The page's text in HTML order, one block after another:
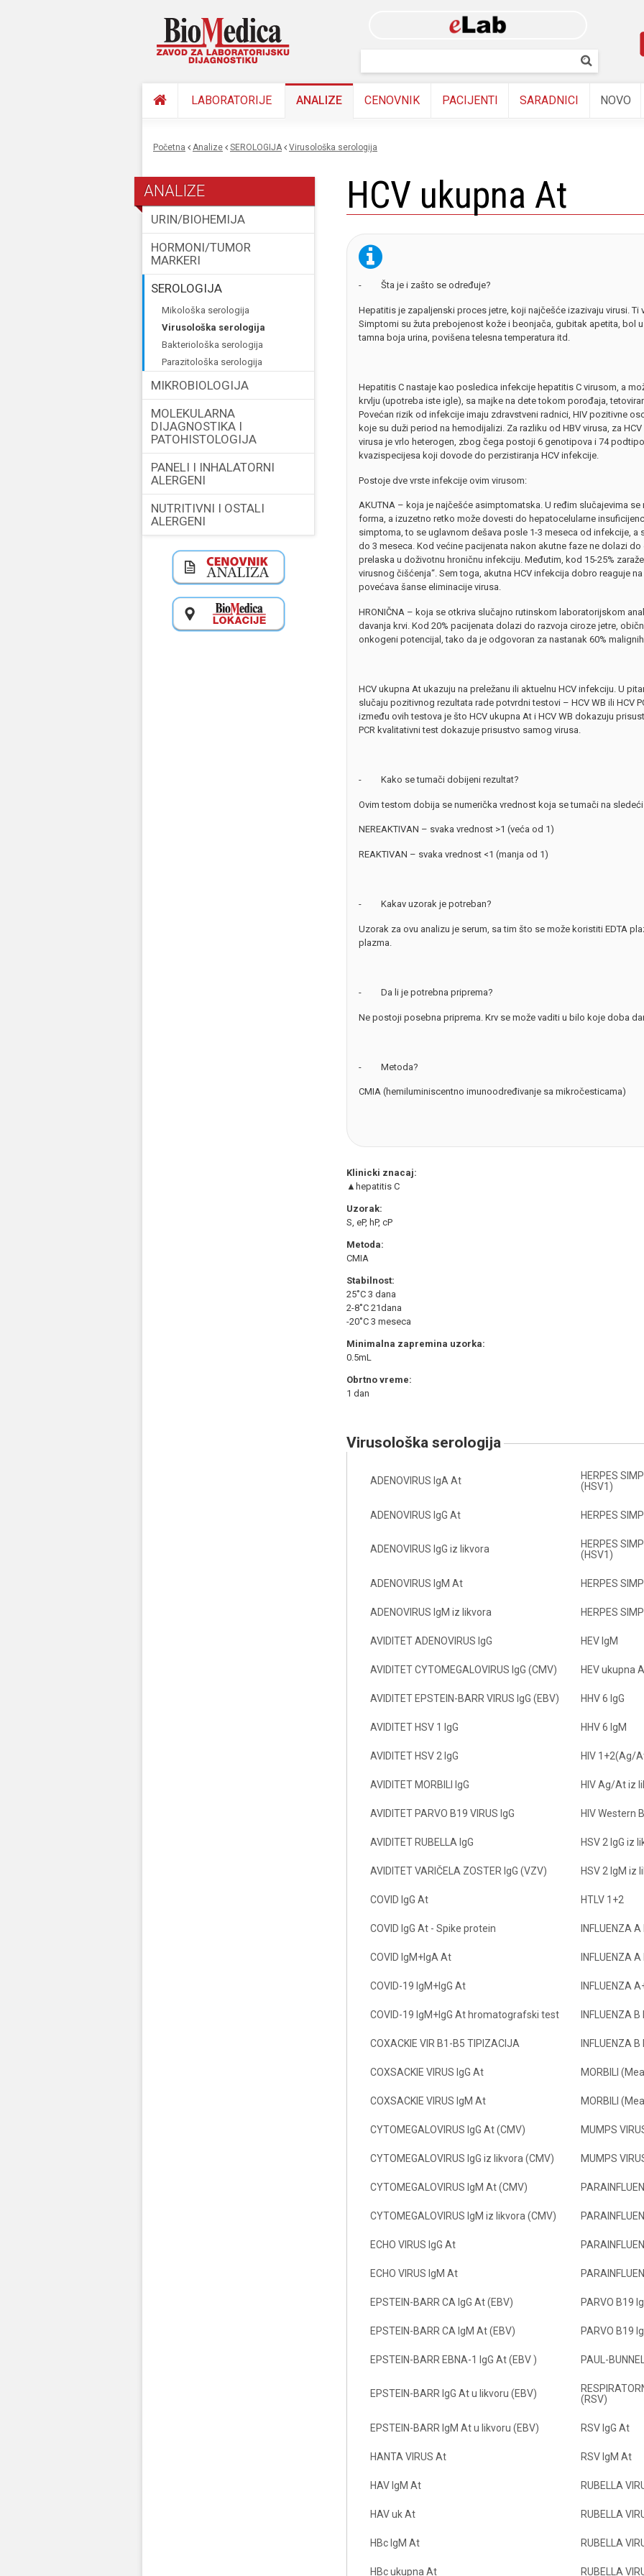
main
content
LABORATORIJE ANALIZE CENOVNIK PACIJENTI SARADNICI NOVO
Početna Analize SEROLOGIJA virusološka serologija
HCV ukupna At
- Šta je i zašto se određuje?
Hepatitis je zapaljenski proces jetre, koji najčešće izazivaju virusi. Ti
Simptomi su žuta prebojenost kože i beonjača, gubitak apetita, bol
tamna boja urina, povišena telesna temperatura itd.
Hepatitis C nastaje kao posledica infekcije hepatitis C virusom, a
krvlju (upotreba iste igle), sa majke na dete tokom porođaja,
Povećan rizik od infekcije imaju zdravstveni radnici, HIV pozitivne
koje su duži period na hemodijalizi. Za razliku od HBV virusa, za
virusa je vrlo heterogen, zbog čega postoji 6 genotipova i 74
kvazispecijesa koji dovode do perzistiranja HCV infekcije.
Postoje dve vrste infekcije ovim virusom:
AKUTNA – koja je najčešće asimptomatska. U ređim slučajevima
forma, a izuzetno retko može dovesti do hepatocelularne
simptoma, to se uglavnom dešava posle 1-3 meseca od infekcije,
do 3 meseca. Kod većine pacijenata nakon akutne faze ne dolazi
prelaska u doživotnu hroničnu infekciju. Međutim, kod 15-25%
virusnog čišćenja“. Sem toga, akutna HCV infekcija dobro reaguje
povećava šanse eliminacije virusa.
HRONIČNA – koja se otkriva slučajno rutinskom laboratorijskom
davanja krvi. Kod 20% pacijenata dolazi do razvoja ciroze jetre,
onkogeni potencijal, tako da je odgovoran za nastanak 60%
HCV ukupna At ukazuju na preležanu ili aktuelnu HCV infekciju. U
slučaju pozitivnog rezultata rade potvrdni testovi – HCV WB ili HCV
između ovih testova je što HCV ukupna At i HCV WB dokazuju
PCR kvalitativni test dokazuje prisustvo samog virusa.
- Kako se tumači dobijeni rezultat?
Ovim testom dobija se numerička vrednost koja se tumači na
NEREAKTIVAN – svaka vrednost >1 (veća od 1)
REAKTIVAN – svaka vrednost <1 (manja od 1)
- Kakav uzorak je potreban?
Uzorak za ovu analizu je serum, sa tim što se može koristiti EDTA
plazma.
- Da li je potrebna priprema?
Ne postoji posebna priprema. Krv se može vaditi u bilo koje doba
- Metoda?
CMIA (hemiluminiscentno imunoodređivanje sa mikročesticama)
Klinicki znacaj:
▲hepatitis C
Uzorak:
S, eP, hP, cP
Metoda:
CMIA
Stabilnost:
25˚C 3 dana
2-8˚C 21dana
-20˚C 3 meseca
Minimalna zapremina uzorka:
0.5mL
Obrtno vreme:
1 dan
virusološka serologija
ADENOVIRUS IgA At
HERPES
(HSV1)
ADENOVIRUS IgG At HERPES
ADENOVIRUS IgG iz likvora
HERPES
(HSV1)
ADENOVIRUS IgM At HERPES
ADENOVIRUS IgM iz likvora HERPES
AVIDITET ADENOVIRUS IgG HEV IgM
AVIDITET CYTOMEGALOVIRUS IgG (CMV) HEV ukupna
AVIDITET EPSTEIN-BARR VIRUS IgG (EBV) HHV 6 IgG
AVIDITET HSV 1 IgG HHV 6 IgM
AVIDITET HSV 2 IgG HIV 1+2(Ag/
AVIDITET MORBILI IgG HIV Ag/At iz
AVIDITET PARVO B19 VIRUS IgG HIV Western
AVIDITET RUBELLA IgG HSV 2 IgG iz
AVIDITET VARIČELA ZOSTER IgG (VZV) HSV 2 IgM iz
COVID IgG At HTLV 1+2
COVID IgG At - Spike protein INFLUENZA
COVID IgM+IgA At INFLUENZA
COVID-19 IgM+IgG At INFLUENZA
COVID-19 IgM+IgG At hromatografski test INFLUENZA
COXACKIE VIR B1-B5 TIPIZACIJA INFLUENZA
COXSACKIE VIRUS IgG At MORBILI
COXSACKIE VIRUS IgM At MORBILI
CYTOMEGALOVIRUS IgG At (CMV) MUMPS
CYTOMEGALOVIRUS IgG iz likvora (CMV) MUMPS
CYTOMEGALOVIRUS IgM At (CMV)
CYTOMEGALOVIRUS IgM iz likvora (CMV)
ECHO VIRUS IgG At
ECHO VIRUS IgM At
EPSTEIN-BARR CA IgG At (EBV) PARVO B19
EPSTEIN-BARR CA IgM At (EBV) PARVO B19
EPSTEIN-BARR EBNA-1 IgG At (EBV ) PAUL-
EPSTEIN-BARR IgG At u likvoru (EBV)
(RSV)
EPSTEIN-BARR IgM At u likvoru (EBV) RSV IgG At
HANTA VIRUS At RSV IgM At
HAV IgM At RUBELLA
HAV uk At RUBELLA
HBc IgM At RUBELLA
HBc ukupna At RUBELLA
ANALIZE
URIN/BIOHEMIJA
HORMONI/TUMOR
MARKERI
SEROLOGIJA
mikološka serologija
virusološka serologija
bakteriološka serologija
parazitološka serologija
MIKROBIOLOGIJA
MOLEKULARNA
DIJAGNOSTIKA I
PATOHISTOLOGIJA
PANELI I INHALATORNI
ALERGENI
NUTRITIVNI I OSTALI
ALERGENI